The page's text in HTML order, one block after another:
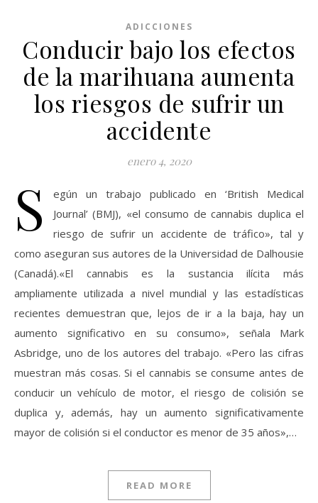
ADICCIONES
Conducir bajo los efectos
de la marihuana aumenta
los riesgos de sufrir un
accidente
enero 4, 2020
S
egún un trabajo publicado en ‘British Medical
Journal’ (BMJ), «el consumo de cannabis duplica el
riesgo de sufrir un accidente de tráfico», tal y
como aseguran sus autores de la Universidad de Dalhousie
(Canadá).«El cannabis es la sustancia ilícita más
ampliamente utilizada a nivel mundial y las estadísticas
recientes demuestran que, lejos de ir a la baja, hay un
aumento significativo en su consumo», señala Mark
Asbridge, uno de los autores del trabajo. «Pero las cifras
muestran más cosas. Si el cannabis se consume antes de
conducir un vehículo de motor, el riesgo de colisión se
duplica y, además, hay un aumento significativamente
mayor de colisión si el conductor es menor de 35 años»,…
READ MORE